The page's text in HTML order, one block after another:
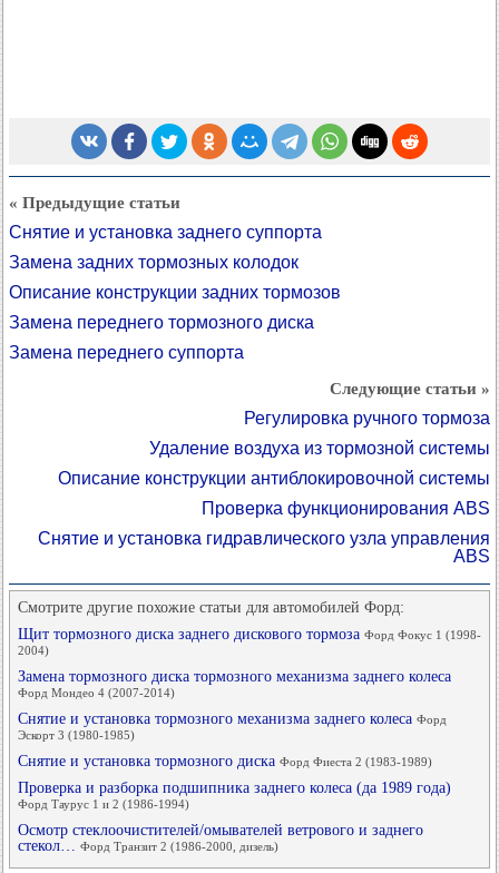
« Предыдущие статьи
Снятие и установка заднего суппорта
Замена задних тормозных колодок
Описание конструкции задних тормозов
Замена переднего тормозного диска
Замена переднего суппорта
Следующие статьи »
Регулировка ручного тормоза
Удаление воздуха из тормозной системы
Описание конструкции антиблокировочной системы
Проверка функционирования ABS
Снятие и установка гидравлического узла управления
ABS
Смотрите другие похожие статьи для автомобилей Форд:
Щит тормозного диска заднего дискового тормоза Форд Фокус 1 (1998-
2004)
Замена тормозного диска тормозного механизма заднего колеса
Форд Мондео 4 (2007-2014)
Снятие и установка тормозного механизма заднего колеса Форд
Эскорт 3 (1980-1985)
Снятие и установка тормозного диска Форд Фиеста 2 (1983-1989)
Проверка и разборка подшипника заднего колеса (да 1989 года)
Форд Таурус 1 и 2 (1986-1994)
Осмотр стеклоочистителей/омывателей ветрового и заднего
стекол… Форд Транзит 2 (1986-2000, дизель)